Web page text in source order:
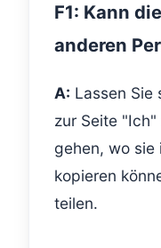
F1: Kann
anderen
A: Lassen Sie
zur Seite
gehen, wo sie
kopieren
teilen.